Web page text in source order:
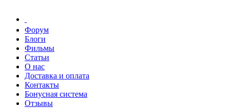
Форум
Блоги
Фильмы
Статьи
О нас
Доставка и оплата
Контакты
Бонусная система
Отзывы